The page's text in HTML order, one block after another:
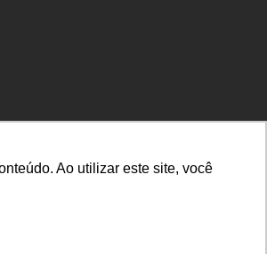
Ao utilizar este site, você